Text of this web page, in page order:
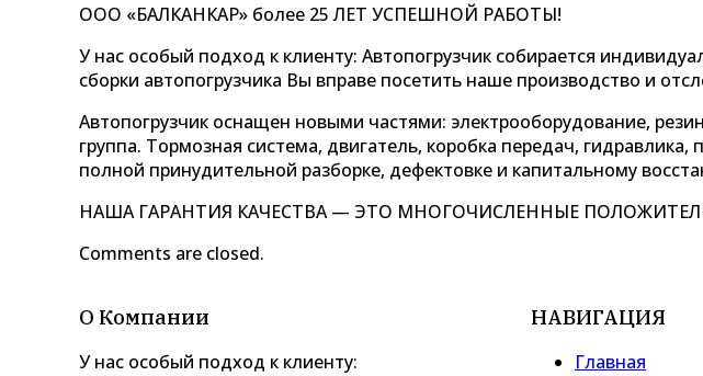
ООО «БАЛКАНКАР» более 25 ЛЕТ УСПЕШНОЙ РАБОТЫ!
У нас особый подход к клиенту: Автопогрузчик собирается
сборки автопогрузчика Вы вправе посетить наше производство и
Автопогрузчик оснащен новыми частями: электрооборудование,
группа. Тормозная система, двигатель, коробка передач,
полной принудительной разборке, дефектовке и капитальному
НАША ГАРАНТИЯ КАЧЕСТВА — ЭТО МНОГОЧИСЛЕННЫЕ
Comments are closed.
О Компании
У нас особый подход к клиенту:
НАВИГАЦИЯ
Главная